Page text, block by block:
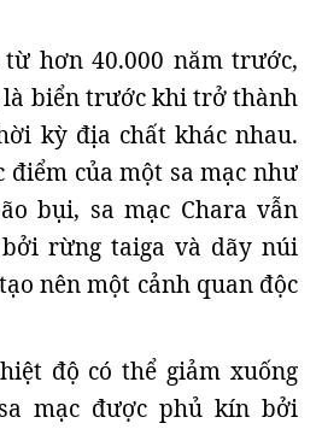
hơn 40.000 năm trước,
biển trước khi trở thành
kỳ địa chất khác nhau.
điểm của một sa mạc như
bụi, sa mạc Chara vẫn
rừng taiga và dãy núi
nên một cảnh quan độc
độ có thể giảm xuống
mạc được phủ kín bởi